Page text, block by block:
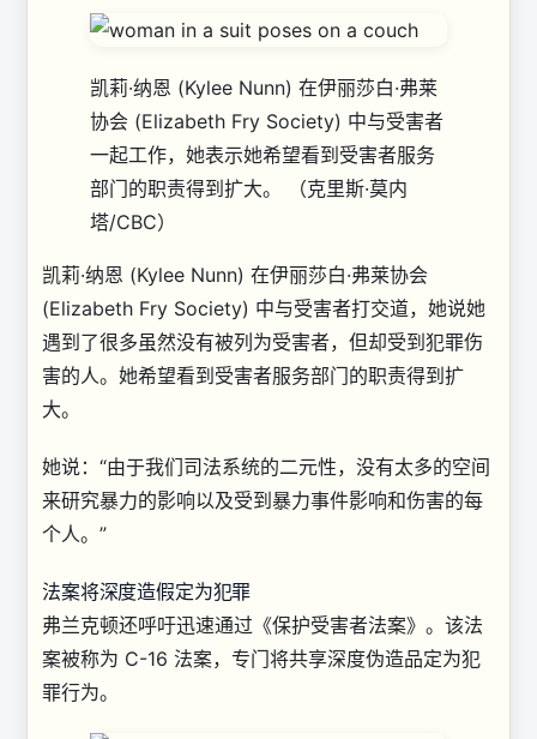
凯莉·纳恩 (Kylee Nunn) 在伊丽莎白·弗莱
协会 (Elizabeth Fry Society) 中与受害者
一起工作，她表示她希望看到受害者服务
部门的职责得到扩大。
（克里斯·莫内
塔/CBC）
凯莉·纳恩 (Kylee Nunn) 在伊丽莎白·弗莱协会
(Elizabeth Fry Society) 中与受害者打交道，她说她
遇到了很多虽然没有被列为受害者，但却受到犯罪伤
害的人。她希望看到受害者服务部门的职责得到扩
大。
她说：“由于我们司法系统的二元性，没有太多的空间
来研究暴力的影响以及受到暴力事件影响和伤害的每
个人。”
法案将深度造假定为犯罪
弗兰克顿还呼吁迅速通过《保护受害者法案》。该法
案被称为 C-16 法案，专门将共享深度伪造品定为犯
罪行为。